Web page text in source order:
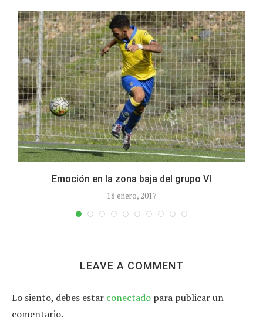
Emoción en la zona baja del grupo VI
18 enero, 2017
LEAVE A COMMENT
Lo siento, debes estar conectado para publicar un
comentario.